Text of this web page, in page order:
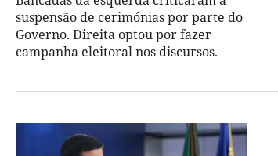
suspensão de cerimónias por parte do
Governo. Direita optou por fazer
campanha eleitoral nos discursos.